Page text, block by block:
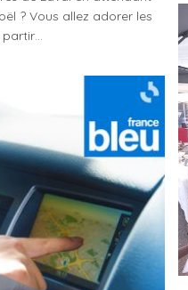
? Vous allez adorer les
partir…